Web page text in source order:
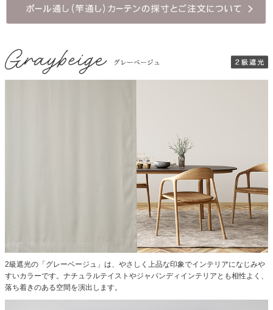
2級遮光の「グレーベージュ」は、やさしく上品な印象でインテリアになじみや
すいカラーです。ナチュラルテイストやジャパンディインテリアとも相性よく、
落ち着きのある空間を演出します。